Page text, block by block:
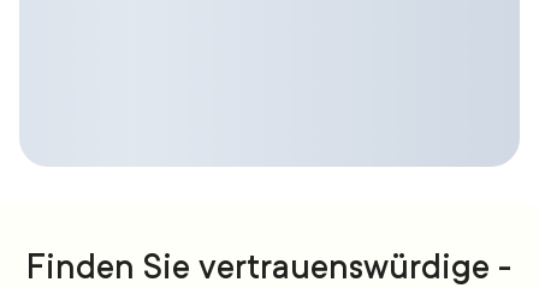
Finden Sie vertrauenswürdige -